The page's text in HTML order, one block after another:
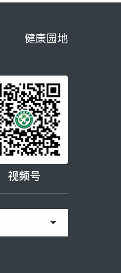
健康园地
视频号